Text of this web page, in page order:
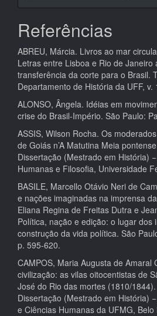
Referências
ABREU, Márcia. Livros ao mar
Letras entre Lisboa e Rio de Janeiro
transferência da corte para o Brasil.
Departamento de História da UFF,
ALONSO, Ângela. Idéias em
crise do Brasil-Império. São Paulo:
ASSIS, Wilson Rocha. Os
de Goiás n’A Matutina Meia
Dissertação (Mestrado em História)
Humanas e Filosofia, Universidade
BASILE, Marcello Otávio Neri de
e nações imaginadas na imprensa
Eliana Regina de Freitas Dutra e
Política, nação e edição: o lugar dos
construção da vida política. São
p. 595-620.
CAMPOS, Maria Augusta de Amaral
civilização: as vilas oitocentistas de
José do Rio das mortes (1810/
Dissertação (Mestrado em História)
e Ciências Humanas da UFMG,